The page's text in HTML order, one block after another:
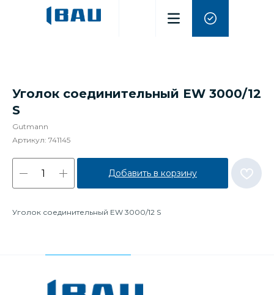
Уголок соединительный EW 3000/12
S
Gutmann
Артикул: 741145
Добавить в корзину
Уголок соединительный EW 3000/12 S